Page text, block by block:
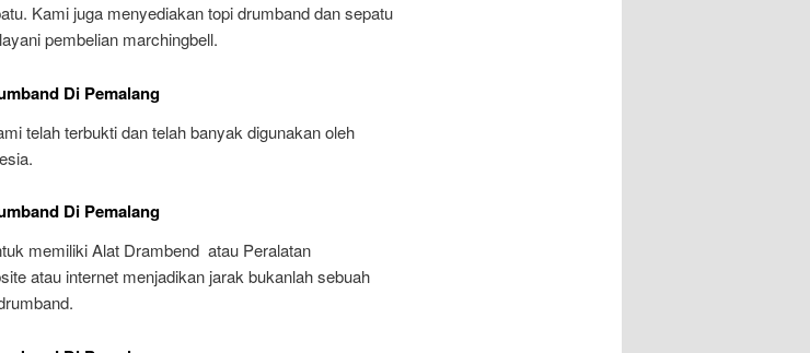
Kami juga menyediakan topi drumband dan sepatu
pembelian marchingbell.
Di Pemalang
telah terbukti dan telah banyak digunakan oleh
Di Pemalang
memiliki Alat Drambend atau Peralatan
atau internet menjadikan jarak bukanlah sebuah